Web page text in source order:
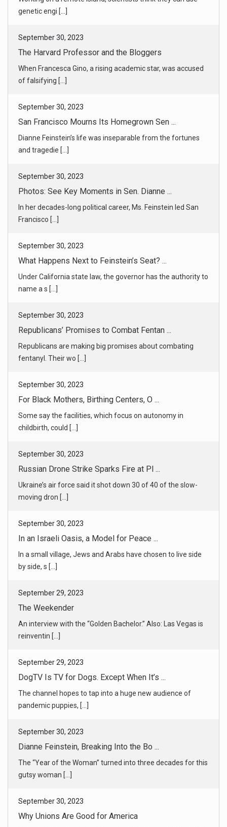
genetic engi [...]
September 30, 2023
The Harvard Professor and the Bloggers
When Francesca Gino, a rising academic star, was accused
of falsifying [...]
September 30, 2023
San Francisco Mourns Its Homegrown Sen ...
Dianne Feinstein’s life was inseparable from the fortunes
and tragedie [...]
September 30, 2023
Photos: See Key Moments in Sen. Dianne ...
In her decades-long political career, Ms. Feinstein led San
Francisco [...]
September 30, 2023
What Happens Next to Feinstein’s Seat? ...
Under California state law, the governor has the authority to
name a s [...]
September 30, 2023
Republicans’ Promises to Combat Fentan ...
Republicans are making big promises about combating
fentanyl. Their wo [...]
September 30, 2023
For Black Mothers, Birthing Centers, O ...
Some say the facilities, which focus on autonomy in
childbirth, could [...]
September 30, 2023
Russian Drone Strike Sparks Fire at Pl ...
Ukraine’s air force said it shot down 30 of 40 of the slow-
moving dron [...]
September 30, 2023
In an Israeli Oasis, a Model for Peace ...
In a small village, Jews and Arabs have chosen to live side
by side, s [...]
September 29, 2023
The Weekender
An interview with the “Golden Bachelor.” Also: Las Vegas is
reinventin [...]
September 29, 2023
DogTV Is TV for Dogs. Except When It’s ...
The channel hopes to tap into a huge new audience of
pandemic puppies, [...]
September 30, 2023
Dianne Feinstein, Breaking Into the Bo ...
The “Year of the Woman” turned into three decades for this
gutsy woman [...]
September 30, 2023
Why Unions Are Good for America